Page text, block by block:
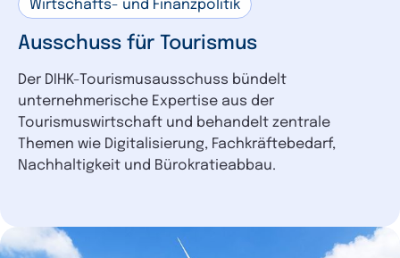
Wirtschafts- und Finanzpolitik
Ausschuss für Tourismus
Der DIHK-Tourismusausschuss bündelt
unternehmerische Expertise aus der
Tourismuswirtschaft und behandelt zentrale
Themen wie Digitalisierung, Fachkräftebedarf,
Nachhaltigkeit und Bürokratieabbau.